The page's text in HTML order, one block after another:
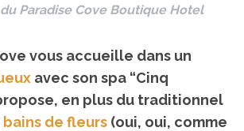
Paradise Cove Boutique Hotel
vous accueille dans un
avec son spa “Cinq
en plus du traditionnel
bains de fleurs(oui, oui, comme